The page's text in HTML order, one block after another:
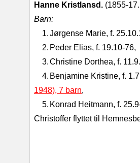
Hanne Kristlansd.
Barn:
1.Jørgense Marie, f.
2. Peder Elias, f. 19.10‑76,
3.Christine Dorthea, f.
4. Benjamine Kristine, f.
1948), 7 barn,
5. Konrad Heitmann, f.
Christoffer flyttet til